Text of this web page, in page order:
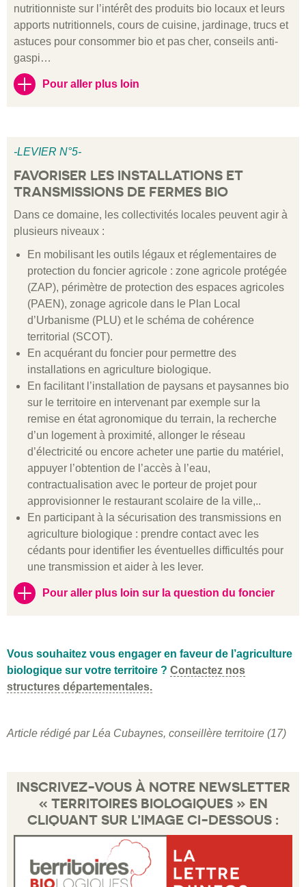
nutritionniste sur l’intérêt des produits bio locaux et leurs
apports nutritionnels, cours de cuisine, jardinage, trucs et
astuces pour consommer bio et pas cher, conseils anti-
gaspi…
Pour aller plus loin
-LEVIER N°5-
FAVORISER LES INSTALLATIONS ET
TRANSMISSIONS DE FERMES BIO
Dans ce domaine, les collectivités locales peuvent agir à
plusieurs niveaux :
En mobilisant les outils légaux et réglementaires de
protection du foncier agricole : zone agricole protégée
(ZAP), périmètre de protection des espaces agricoles
(PAEN), zonage agricole dans le Plan Local
d’Urbanisme (PLU) et le schéma de cohérence
territorial (SCOT).
En acquérant du foncier pour permettre des
installations en agriculture biologique.
En facilitant l’installation de paysans et paysannes bio
sur le territoire en intervenant par exemple sur la
remise en état agronomique du terrain, la recherche
d’un logement à proximité, allonger le réseau
d’électricité ou encore acheter une partie du matériel,
appuyer l’obtention de l’accès à l’eau,
contractualisation avec le porteur de projet pour
approvisionner le restaurant scolaire de la ville,..
En participant à la sécurisation des transmissions en
agriculture biologique : prendre contact avec les
cédants pour identifier les éventuelles difficultés pour
une transmission et aider à les lever.
Pour aller plus loin sur la question du foncier
Vous souhaitez vous engager en faveur de l’agriculture
biologique sur votre territoire ? Contactez nos
structures départementales.
Article rédigé par Léa Cubaynes, conseillère territoire (17)
INSCRIVEZ-VOUS À NOTRE NEWSLETTER
« TERRITOIRES BIOLOGIQUES » EN
CLIQUANT SUR L’IMAGE CI-DESSOUS :